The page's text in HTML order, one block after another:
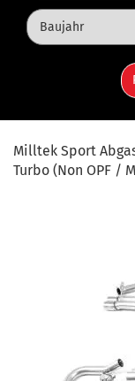
Milltek Sport
Turbo (Non OPF /